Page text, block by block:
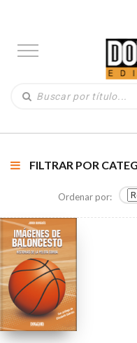
FILTRAR POR
Ordenar por: